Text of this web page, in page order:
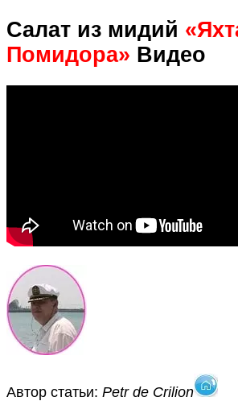
Салат из мидий
Помидора» Видео
Автор статьи: Petr de Crilion